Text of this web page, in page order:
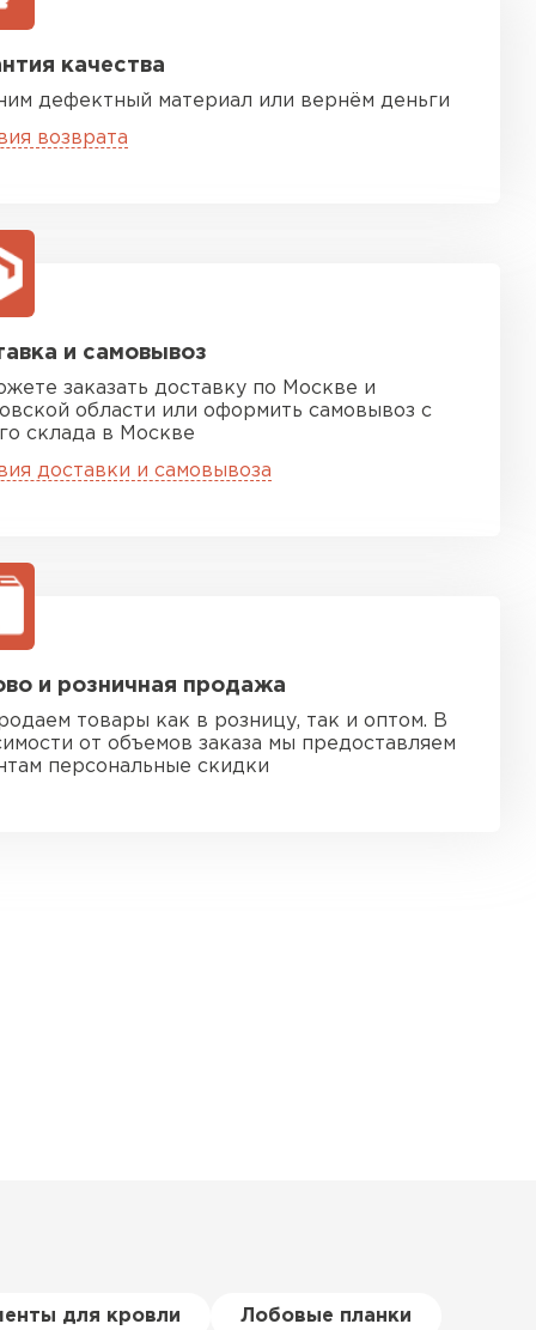
качества
дефектный материал или вернём деньги
возврата
и самовывоз
заказать доставку по Москве и
области или оформить самовывоз с
склада в Москве
доставки и самовывоза
и розничная продажа
товары как в розницу, так и оптом. В
от объемов заказа мы предоставляем
персональные скидки
для кровли Лобовые планки
черепица